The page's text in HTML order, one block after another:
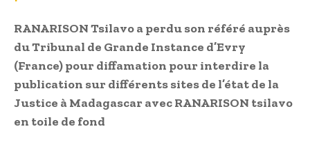
RANARISON Tsilavo a perdu son référé auprès
du Tribunal de Grande Instance d’Evry
(France) pour diffamation pour interdire la
publication sur différents sites de l’état de la
Justice à Madagascar avec RANARISON tsilavo
en toile de fond